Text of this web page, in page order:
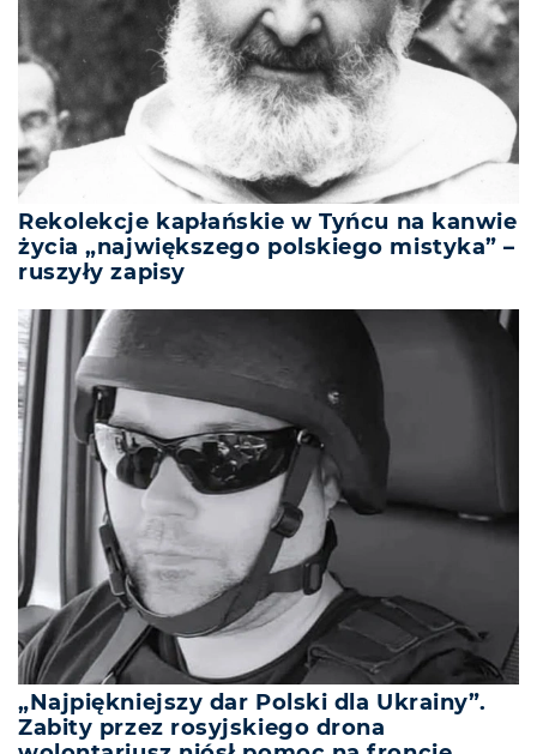
Rekolekcje kapłańskie w Tyńcu na kanwie
życia „największego polskiego mistyka” –
ruszyły zapisy
„Najpiękniejszy dar Polski dla Ukrainy”.
Zabity przez rosyjskiego drona